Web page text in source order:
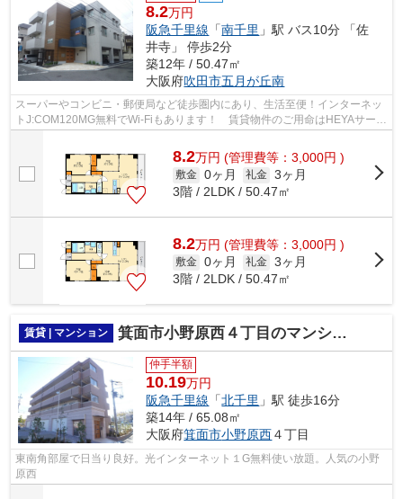
8.2万円
阪急千里線 「南千里 」駅 バス10分 「佐
井寺」 停歩2分
築12年 / 50.47㎡
大阪府吹田市五月が丘南
スーパーやコンビニ・郵便局など徒歩圏内にあり、生活至便！インターネッ
トJ:COM120MG無料でWi-Fiもあります！ 賃貸物件のご用命はHEYAサーチ
8.2万円 (管理費等：3,000円 )
敷金 0ヶ月 礼金 3ヶ月
3階 / 2LDK / 50.47㎡
8.2万円 (管理費等：3,000円 )
敷金 0ヶ月 礼金 3ヶ月
3階 / 2LDK / 50.47㎡
賃貸 | マンション 箕面市小野原西４丁目のマンション
仲手半額
10.19万円
阪急千里線 「北千里 」駅 徒歩16分
築14年 / 65.08㎡
大阪府箕面市小野原西４丁目
東南角部屋で日当り良好。光インターネット１G無料使い放題。人気の小野
原西